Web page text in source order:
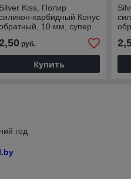
Silver Kiss, Полир
карбидный Конус
10 мм, супер
руб.
Купить
год